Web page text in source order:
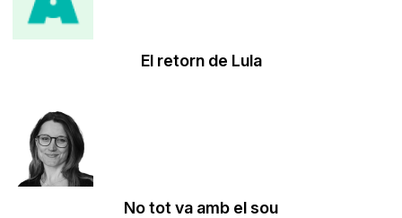
El retorn de Lula
No tot va amb el sou